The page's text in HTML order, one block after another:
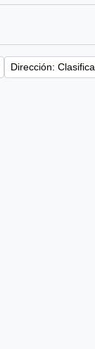
Dirección: